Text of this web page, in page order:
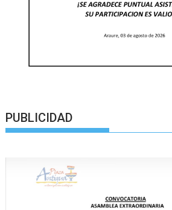
PUBLICIDAD